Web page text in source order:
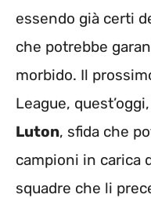
essendo già certi
che potrebbe
morbido. Il
League,
Luton, sfida che
campioni in carica
squadre che li